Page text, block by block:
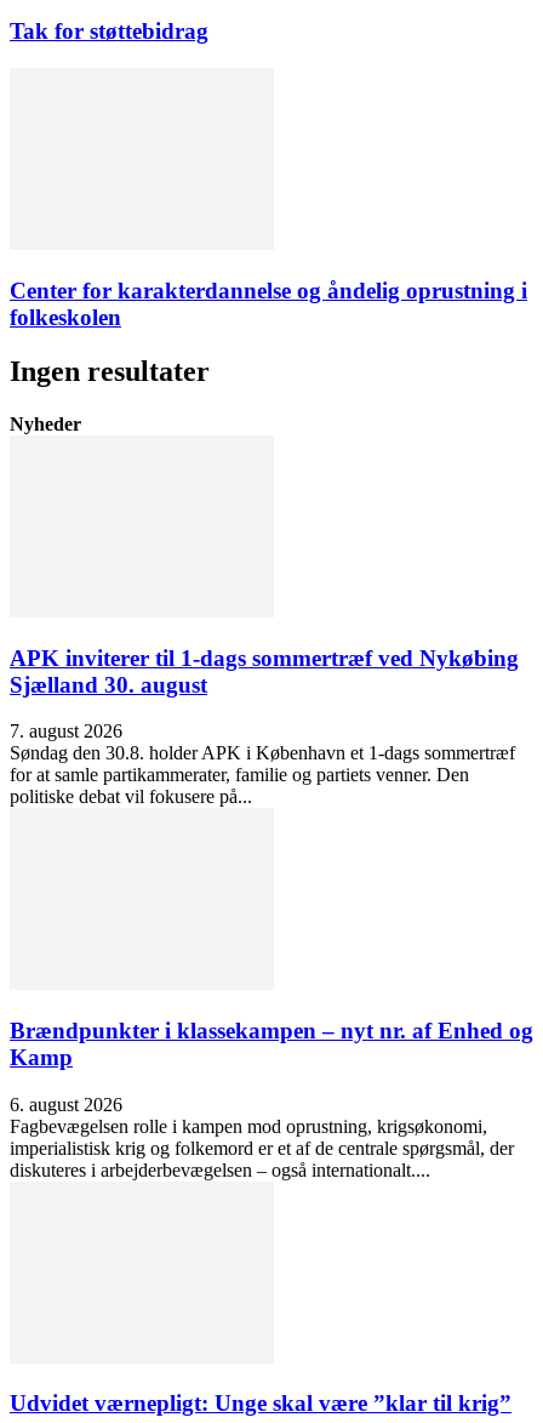
Tak for støttebidrag
Center for karakterdannelse og åndelig oprustning i
folkeskolen
Ingen resultater
Nyheder
APK inviterer til 1-dags sommertræf ved Nykøbing
Sjælland 30. august
7. august 2026
Søndag den 30.8. holder APK i København et 1-dags sommertræf
for at samle partikammerater, familie og partiets venner. Den
politiske debat vil fokusere på...
Brændpunkter i klassekampen – nyt nr. af Enhed og
Kamp
6. august 2026
Fagbevægelsen rolle i kampen mod oprustning, krigsøkonomi,
imperialistisk krig og folkemord er et af de centrale spørgsmål, der
diskuteres i arbejderbevægelsen – også internationalt....
Udvidet værnepligt: Unge skal være ”klar til krig”